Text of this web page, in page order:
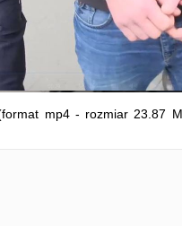
mp4 - rozmiar 23.87